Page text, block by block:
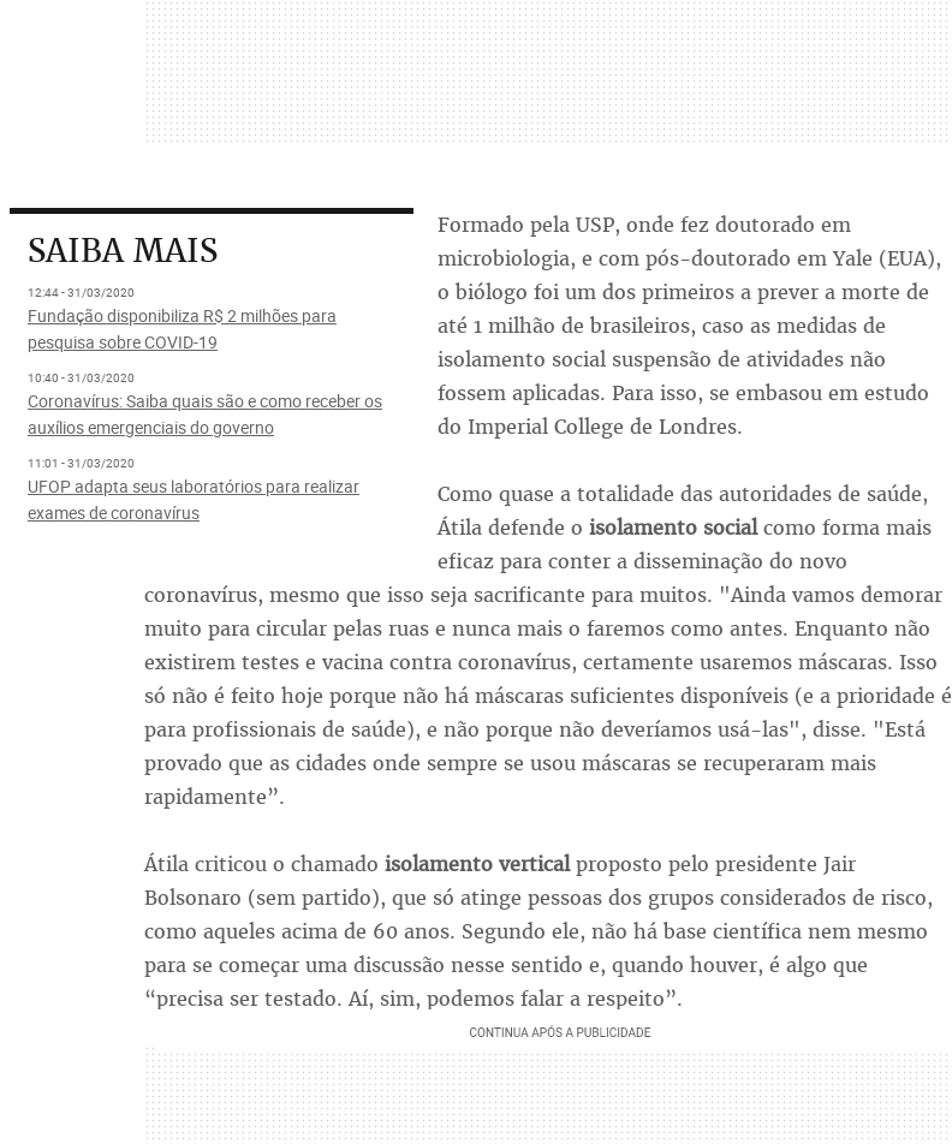
SAIBA MAIS
12:44 - 31/03/2020
Fundação disponibiliza R$ 2 milhões para
pesquisa sobre COVID-19
10:40 - 31/03/2020
Coronavírus: Saiba quais são e como receber os
auxílios emergenciais do governo
11:01 - 31/03/2020
UFOP adapta seus laboratórios para realizar
exames de coronavírus
Formado pela USP, onde fez doutorado em
microbiologia, e com pós-doutorado em Yale (EUA),
o biólogo foi um dos primeiros a prever a morte de
até 1 milhão de brasileiros, caso as medidas de
isolamento social suspensão de atividades não
fossem aplicadas. Para isso, se embasou em estudo
do Imperial College de Londres.
Como quase a totalidade das autoridades de saúde,
Átila defende o isolamento socialcomo forma mais
eficaz para conter a disseminação do novo
coronavírus, mesmo que isso seja sacrificante para muitos. "Ainda vamos demorar
muito para circular pelas ruas e nunca mais o faremos como antes. Enquanto não
existirem testes e vacina contra coronavírus, certamente usaremos máscaras. Isso
só não é feito hoje porque não há máscaras suficientes disponíveis (e a prioridade é
para profissionais de saúde), e não porque não deveríamos usá-las", disse. "Está
provado que as cidades onde sempre se usou máscaras se recuperaram mais
rapidamente”.
Átila criticou o chamado isolamento verticalproposto pelo presidente Jair
Bolsonaro (sem partido), que só atinge pessoas dos grupos considerados de risco,
como aqueles acima de 60 anos. Segundo ele, não há base científica nem mesmo
para se começar uma discussão nesse sentido e, quando houver, é algo que
“precisa ser testado. Aí, sim, podemos falar a respeito”.